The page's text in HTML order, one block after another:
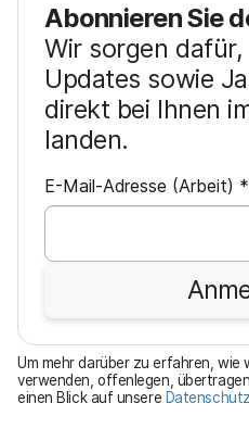
Abonnieren Sie
Wir sorgen
Updates sowie
direkt bei Ihnen
landen.
E-Mail-Adresse (Arbeit) *P
Um mehr darüber zu erfahren, wie
verwenden, offenlegen,
einen Blick auf unsere